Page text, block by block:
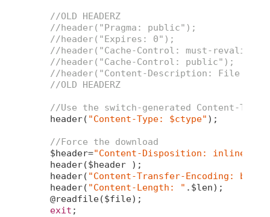
//OLD HEADERZ
//header("Pragma: public");
//header("Expires: 0");
//header("Cache-Control: must-
//header("Cache-Control: public");
//header("Content-Description: File
//OLD HEADERZ
//Use the switch-generated Content-Type
   header(
"Content-Type: $ctype" );
//Force the download
   $header=
"Content-Disposition: inline;
   header($header );
   header(
"Content-Transfer-Encoding:
   header(
"Content-Length: " .$len);
   @readfile($file);
exit ;